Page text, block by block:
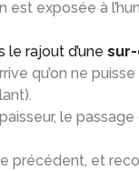
est exposée à
le rajout d’une
qu’on ne
le
précédent, et